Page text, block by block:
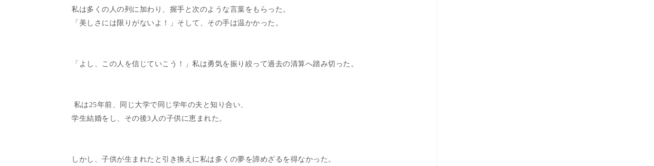
私は多くの人の列に加わり、握手と次のような言葉をもらった。
「美しさには限りがないよ！」そして、その手は温かかった。
「よし、この人を信じていこう！」私は勇気を振り絞って過去の清算へ踏み切った。
私は25年前、同じ大学で同じ学年の夫と知り合い、
学生結婚をし、その後3人の子供に恵まれた。
しかし、子供が生まれたと引き換えに私は多くの夢を諦めざるを得なかった。